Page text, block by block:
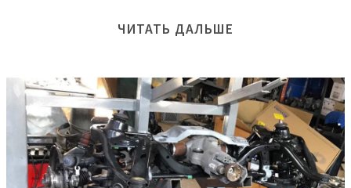
ЧИТАТЬ ДАЛЬШЕ